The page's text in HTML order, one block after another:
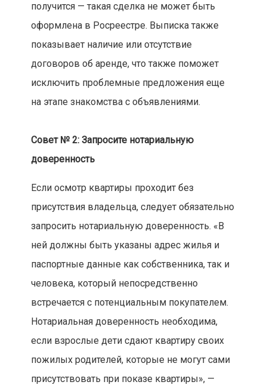
получится — такая сделка не может быть
оформлена в Росреестре. Выписка также
показывает наличие или отсутствие
договоров об аренде, что также поможет
исключить проблемные предложения еще
на этапе знакомства с объявлениями.
Совет № 2: Запросите нотариальную
доверенность
Если осмотр квартиры проходит без
присутствия владельца, следует обязательно
запросить нотариальную доверенность. «В
ней должны быть указаны адрес жилья и
паспортные данные как собственника, так и
человека, который непосредственно
встречается с потенциальным покупателем.
Нотариальная доверенность необходима,
если взрослые дети сдают квартиру своих
пожилых родителей, которые не могут сами
присутствовать при показе квартиры», —